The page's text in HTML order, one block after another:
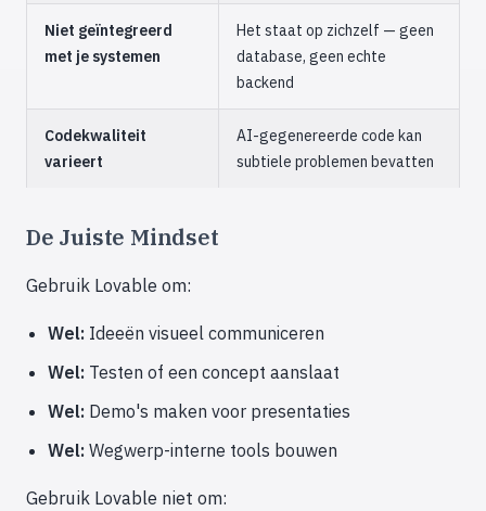
Niet geïntegreerd
met je systemen
Het staat op zichzelf — geen
database, geen echte
backend
Codekwaliteit
varieert
AI-gegenereerde code kan
subtiele problemen bevatten
De Juiste Mindset
Gebruik Lovable om:
Wel: Ideeën visueel communiceren
Wel: Testen of een concept aanslaat
Wel: Demo's maken voor presentaties
Wel: Wegwerp-interne tools bouwen
Gebruik Lovable niet om: